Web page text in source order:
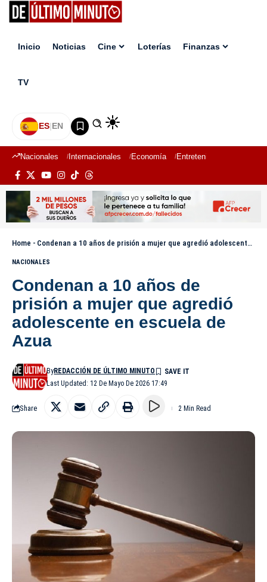
Inicio Noticias Cine Loterías Finanzas
TV
ES|EN
Nacionales Internacionales Economía Entretenimiento
Home - Condenan a 10 años de prisión a mujer que agredió adolescente en escuela de Azua
NACIONALES
Condenan a 10 años de
prisión a mujer que agredió
adolescente en escuela de
Azua
Last Updated: 12 De Mayo De 2026 17:49
ByREDACCIÓN DE ÚLTIMO MINUTO
Share 2 Min Read